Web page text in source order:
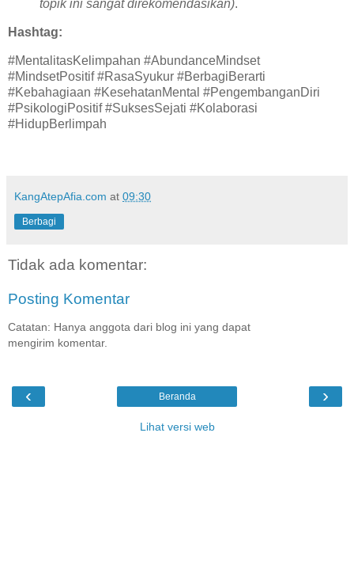
topik ini sangat direkomendasikan).
Hashtag:
#MentalitasKelimpahan #AbundanceMindset
#MindsetPositif #RasaSyukur #BerbagiBerarti
#Kebahagiaan #KesehatanMental #PengembanganDiri
#PsikologiPositif #SuksesSejati #Kolaborasi
#HidupBerlimpah
KangAtepAfia.com at 09:30
Berbagi
Tidak ada komentar:
Posting Komentar
Catatan: Hanya anggota dari blog ini yang dapat
mengirim komentar.
‹ ›
Beranda
Lihat versi web